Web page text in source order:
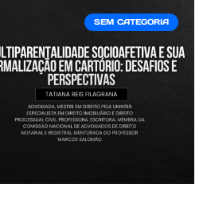
SEM CATEGORIA